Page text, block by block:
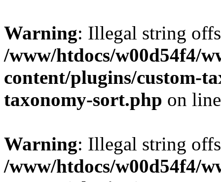
Warning: Illegal string
/www/htdocs/w00d54f4/
content/plugins/custom-
taxonomy-sort.php on
Warning: Illegal string
/www/htdocs/w00d54f4/